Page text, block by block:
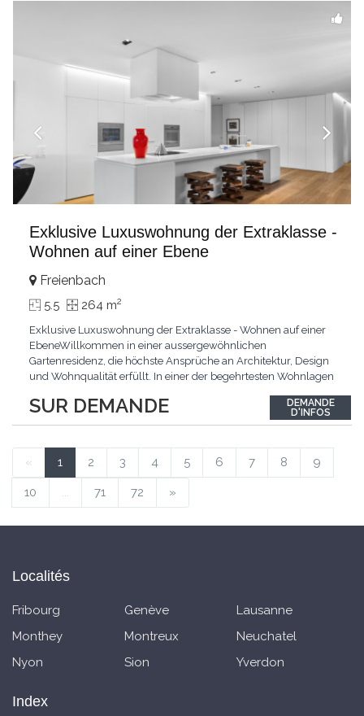
Exklusive Luxuswohnung der Extraklasse -
Wohnen auf einer Ebene
SUR DEMANDE
Freienbach
5.5 264 m2
Exklusive Luxuswohnung der Extraklasse - Wohnen auf einer
EbeneWillkommen in einer aussergewöhnlichen
Gartenresidenz, die höchste Ansprüche an Architektur, Design
und Wohnqualität erfüllt. In einer der begehrtesten Wohnlagen
exklusives Zuhause mit über 230 m² Wohnfläche, das
Grosszügigkeit, Privatsphäre und zeitlose Eleganz auf
DEMANDE
D'INFOS
« 1 2 3 4 5 6 7 8 9
10 ... 71 72 »
Localités
Fribourg Genève
Lausanne
Monthey
Montreux
Neuchatel
Nyon
Sion Yverdon
Index